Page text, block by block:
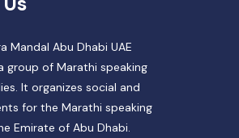
Mandal Abu Dhabi UAE
group of Marathi speaking
It organizes social and
for the Marathi speaking
Emirate of Abu Dhabi.